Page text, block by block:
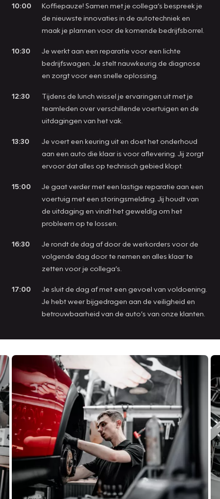
10:00
Koffiepauze! Samen met je collega’s bespreek je
de nieuwste innovaties in de autotechniek en
maak je plannen voor de komende bedrijfsborrel.
10:30
Je werkt aan een reparatie voor een lichte
bedrijfswagen. Je stelt nauwkeurig de diagnose
en zorgt voor een snelle oplossing.
12:30
Tijdens de lunch wissel je ervaringen uit met je
teamleden over verschillende voertuigen en de
uitdagingen van het vak.
13:30
Je voert een keuring uit en doet het onderhoud
aan een auto die klaar is voor aflevering. Jij zorgt
ervoor dat alles op technisch gebied klopt.
15:00
Je gaat verder met een lastige reparatie aan een
voertuig met een storingsmelding. Jij houdt van
de uitdaging en vindt het geweldig om het
probleem op te lossen.
16:30
Je rondt de dag af door de werkorders voor de
volgende dag door te nemen en alles klaar te
zetten voor je collega’s.
17:00
Je sluit de dag af met een gevoel van voldoening.
Je hebt weer bijgedragen aan de veiligheid en
betrouwbaarheid van de auto’s van onze klanten.